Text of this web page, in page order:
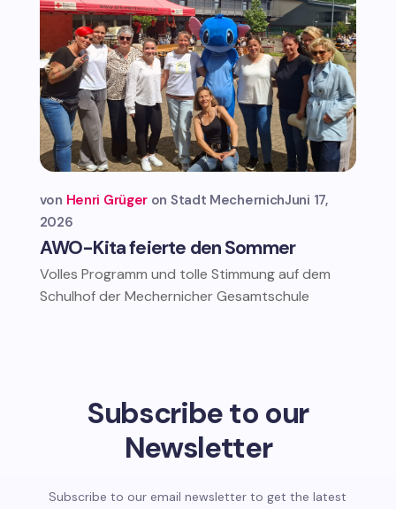
AWO-Kita feierte den Sommer
von Henri Grüger Stadt MechernichJuni 17,
2026
Volles Programm und tolle Stimmung auf dem
Schulhof der Mechernicher Gesamtschule
Subscribe to our
Newsletter
Subscribe to our email newsletter to get the latest